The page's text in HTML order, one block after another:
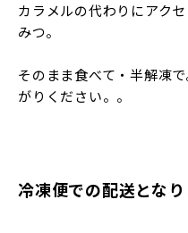
カラメルの代わりにアク
みつ。
そのまま食べて・半解凍
がりください。。
冷凍便での配送とな